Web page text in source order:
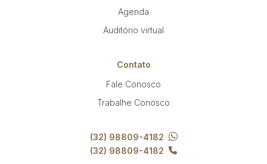
Agenda
Auditório virtual
Contato
Fale Conosco
Trabalhe Conosco
(32) 98809-4182
(32) 98809-4182